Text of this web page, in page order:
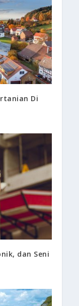
Di
dan Seni